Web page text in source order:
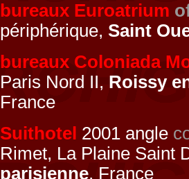
bureaux Euroatrium
périphérique, Saint
bureaux Coloniada
Paris Nord II, Roissy
France
Suithotel 2001 angle
Rimet, La Plaine Saint
parisienne, France